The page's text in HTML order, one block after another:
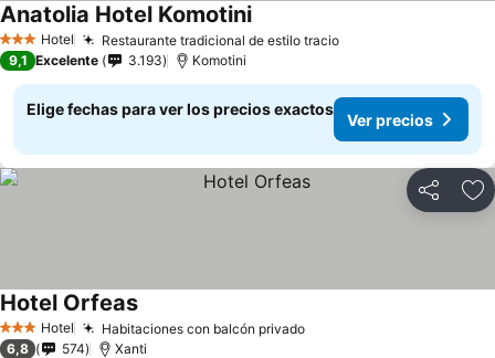
3 Estrellas
Hotel Restaurante tradicional de estilo tracioVer precios
Anatolia Hotel KomotiniVer precios
9,1 Excelente 3.193 Komotini
Elige fechas para ver los precios exactos
Ver precios
Compartir
3 Estrellas
Hotel Habitaciones con balcón privadoVer precios
Hotel OrfeasVer precios
6,8 574 Xanti